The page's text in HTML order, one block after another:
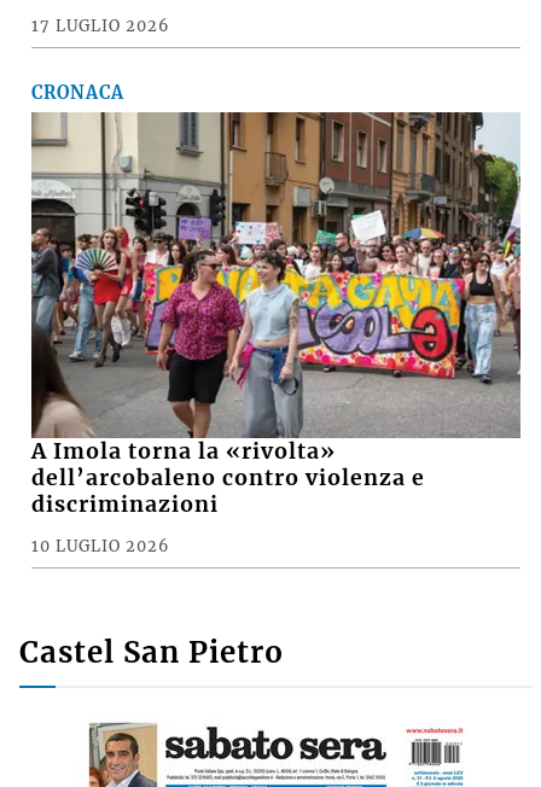
17 LUGLIO 2026
CRONACA
A Imola torna la «rivolta»
dell’arcobaleno contro violenza e
discriminazioni
10 LUGLIO 2026
Castel San Pietro